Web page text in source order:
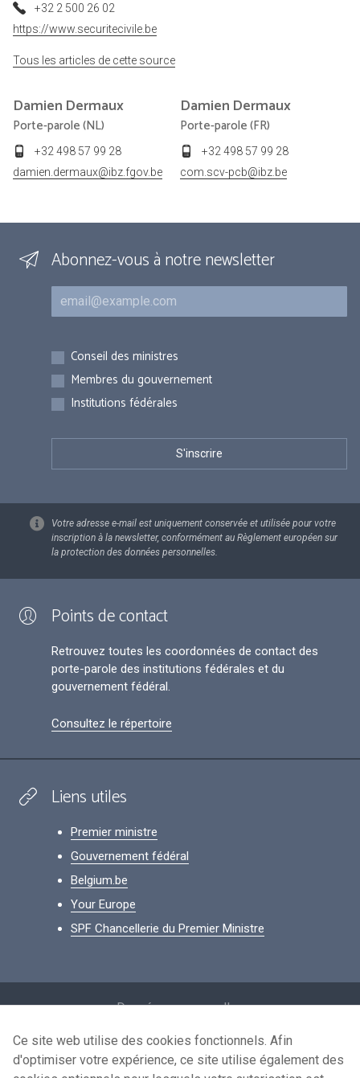
+32 2 500 26 02
https://www.securitecivile.be
Tous les articles de cette source
Damien Dermaux
Porte-parole (NL)
+32 498 57 99 28
damien.dermaux@ibz.fgov.be
Damien Dermaux
Porte-parole (FR)
+32 498 57 99 28
com.scv-pcb@ibz.be
Abonnez-vous à notre newsletter
Courriel
Inscriptions
Conseil des ministres
Membres du gouvernement
Institutions fédérales
Votre adresse e-mail est uniquement conservée et utilisée pour votre
inscription à la newsletter, conformément au Règlement européen sur
la protection des données personnelles.
Points de contact
Retrouvez toutes les coordonnées de contact des
porte-parole des institutions fédérales et du
gouvernement fédéral.
Consultez le répertoire
Liens utiles
Premier ministre
Gouvernement fédéral
Belgium.be
Your Europe
SPF Chancellerie du Premier Ministre
Données personnelles
Conditions de réutilisation
Contactez-nous
Ce site web utilise des cookies fonctionnels. Afin
d'optimiser votre expérience, ce site utilise également des